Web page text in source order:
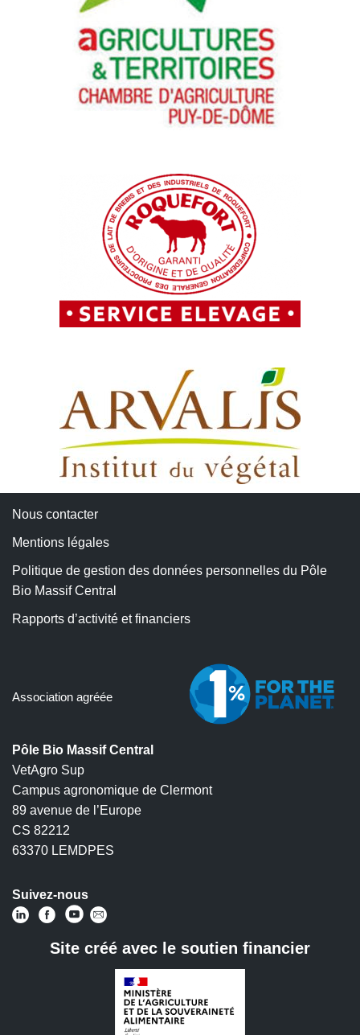
Nous contacter
Mentions légales
Politique de gestion des données personnelles du Pôle
Bio Massif Central
Rapports d’activité et financiers
Association agréée
Pôle Bio Massif Central
VetAgro Sup
Campus agronomique de Clermont
89 avenue de l’Europe
CS 82212
63370 LEMDPES
Suivez-nous
Site créé avec le soutien financier